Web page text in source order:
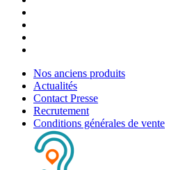
Nos anciens produits
Actualités
Contact Presse
Recrutement
Conditions générales de vente